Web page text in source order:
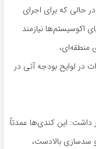
حالی که برای اجرای
اکوسیستم‌ها نیازمند
منطقه‌ای،
در لوایح بودجه آتی در
داشت: این کندی‌ها عمدتاً
سدسازی بالادست،